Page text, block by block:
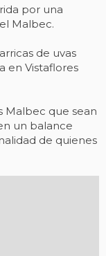
por una
Malbec.
de uvas
en Vistaflores
Malbec que sean
un balance
de quienes